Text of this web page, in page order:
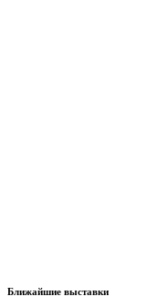
Ближайшие выставки